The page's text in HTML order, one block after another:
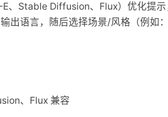
、Stable Diffusion、Flux）优化提
出语言，随后选择场景/风格（例如
、Flux 兼容